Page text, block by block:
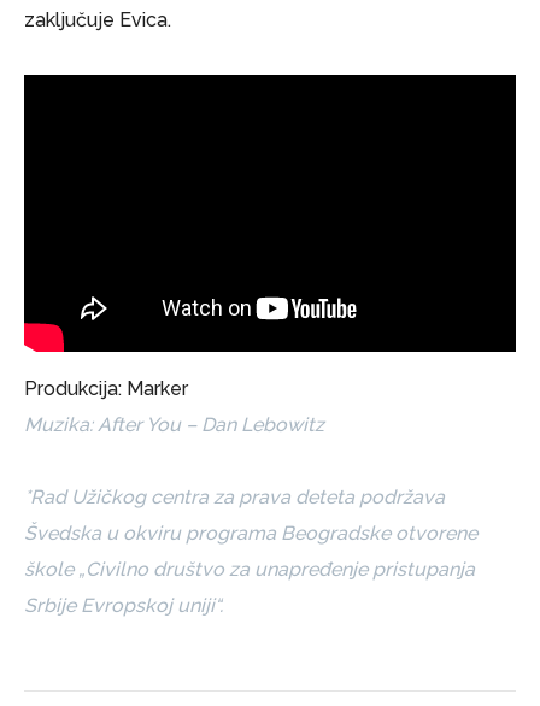
zaključuje Evica.
Produkcija: Marker
Muzika: After You – Dan Lebowitz
*Rad Užičkog centra za prava deteta podržava
Švedska u okviru programa Beogradske otvorene
škole „Civilno društvo za unapređenje pristupanja
Srbije Evropskoj uniji“.